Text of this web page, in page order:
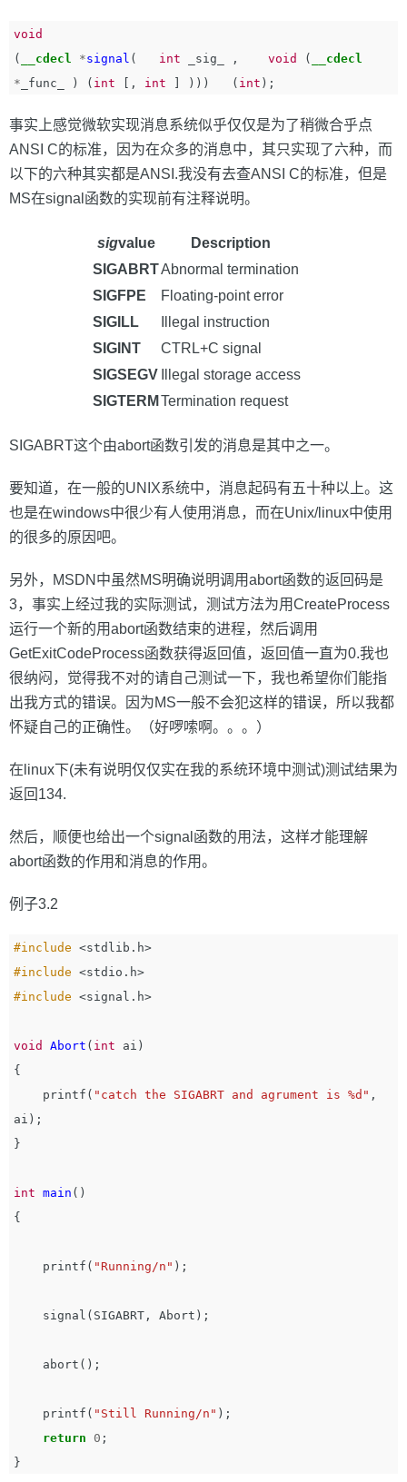
void
(
__cdecl *signal ( int _sig_ , void (
__cdecl
* _func_ ) ( int [, int ))) ( int );
事实上感觉微软实现消息系统似乎仅仅是为了稍微合乎点
ANSI C的标准，因为在众多的消息中，其只实现了六种，而
以下的六种其实都是ANSI.我没有去查ANSI C的标准，但是
MS在signal函数的实现前有注释说明。
sigvalue
Description
SIGABRTAbnormal termination
SIGFPE
Floating-point error
SIGILL
Illegal instruction
SIGINT
CTRL+C signal
SIGSEGV
Illegal storage access
SIGTERM Termination request
SIGABRT这个由abort函数引发的消息是其中之一。
要知道，在一般的UNIX系统中，消息起码有五十种以上。这
也是在windows中很少有人使用消息，而在Unix/linux中使用
的很多的原因吧。
另外，MSDN中虽然MS明确说明调用abort函数的返回码是
3，事实上经过我的实际测试，测试方法为用CreateProcess
运行一个新的用abort函数结束的进程，然后调用
GetExitCodeProcess函数获得返回值，返回值一直为0.我也
很纳闷，觉得我不对的请自己测试一下，我也希望你们能指
出我方式的错误。因为MS一般不会犯这样的错误，所以我都
怀疑自己的正确性。（好啰嗦啊。。。）
在linux下(未有说明仅仅实在我的系统环境中测试)测试结果为
返回134.
然后，顺便也给出一个signal函数的用法，这样才能理解
abort函数的作用和消息的作用。
例子3.2
#include <stdlib.h>
#include <stdio.h>
#include <signal.h>
void Abort ( int ai )
{
printf ( "catch the SIGABRT and agrument is %d" ,
ai );
}
int main ()
{
printf ( "Running/n" );
signal ( SIGABRT , Abort );
abort ();
printf ( "Still Running/n" );
return
0 ;
}